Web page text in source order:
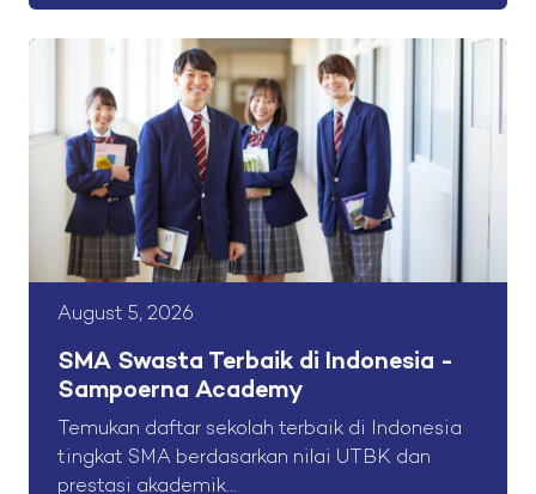
August 5, 2026
SMA Swasta Terbaik di Indonesia -
Sampoerna Academy
Temukan daftar sekolah terbaik di Indonesia
tingkat SMA berdasarkan nilai UTBK dan
prestasi akademik...